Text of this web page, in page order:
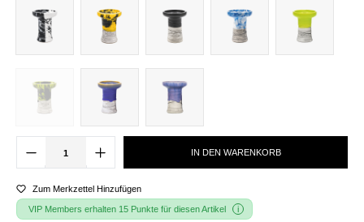
IN DEN WARENKORB
Zum Merkzettel Hinzufügen
VIP Members erhalten 15 Punkte für diesen Artikel